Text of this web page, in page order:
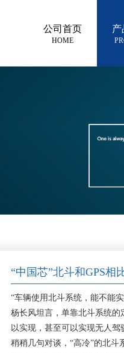
公司首页
HOME
产
“中国芯”北斗和GPS相
“车辆使用北斗系统，能不能
杨长风坦言，单靠北斗系统
以实现，甚至可以实现无人驾
稍稍几句对谈，“高冷”的北